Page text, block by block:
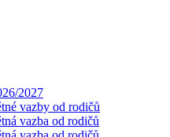
2027
vazby od rodičů
vazba od rodičů